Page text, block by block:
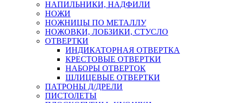
НАПИЛЬНИКИ, НАДФИЛИ
НОЖИ
НОЖНИЦЫ ПО МЕТАЛЛУ
НОЖОВКИ, ЛОБЗИКИ, СТУСЛО
ОТВЕРТКИ
ИНДИКАТОРНАЯ ОТВЕРТКА
КРЕСТОВЫЕ ОТВЕРТКИ
НАБОРЫ ОТВЕРТОК
ШЛИЦЕВЫЕ ОТВЕРТКИ
ПАТРОНЫ Д/ДРЕЛИ
ПИСТОЛЕТЫ